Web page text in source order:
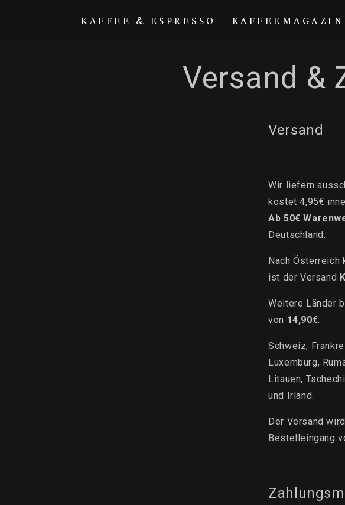
KAFFEE & ESPRESSO KAFFEEMAGAZIN
Versand &
Versand
Wir liefern
kostet 4,95€
Ab 50€
Deutschland.
Nach Österreich
ist der Versand
Weitere Länder
von 14,90€:
Schweiz,
Luxemburg,
Litauen,
und Irland.
Der Versand
Bestelleingang